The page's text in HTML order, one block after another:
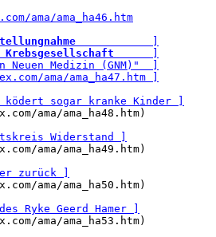
ama/ama_ha46.htm
Neuen Medizin (GNM)"  ]
ama/ama_ha47.htm ]
ködert sogar kranke Kinder ]
ama/ama_ha48.htm)
Widerstand ]
ama/ama_ha49.htm)
zurück ]
ama/ama_ha50.htm)
Ryke Geerd Hamer ]
ama/ama_ha53.htm)